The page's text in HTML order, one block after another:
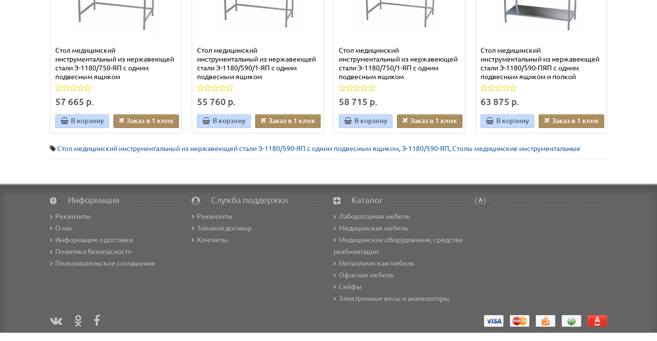
Стол медицинский
инструментальный из нержавеющей
стали Э-1180/750-ЯП с одним
подвесным ящиком
57 665 р.
В корзину Заказ в 1 клик
Стол медицинский
инструментальный из нержавеющей
стали Э-1180/590/1-ЯП с одним
подвесным ящиком
55 760 р.
В корзину Заказ в 1 клик
Стол медицинский
инструментальный из нержавеющей
стали Э-1180/750/1-ЯП с одним
подвесным ящиком
58 715 р.
В корзину Заказ в 1 клик
Стол медицинский
инструментальный из нержавеющей
стали Э-1180/590-ПЯП с одним
подвесным ящиком и полкой
63 875 р.
В корзину Заказ в 1 клик
Стол медицинский инструментальный из нержавеющей стали Э-1180/590-ЯП с одним подвесным ящиком,Э-1180/590-ЯП,Столы медицинские инструментальные
Информация
Реквизиты
О нас
Информация о доставке
Политика безопасности
Пользовательское соглашение
Служба поддержки
Реквизиты
Типовой договор
Контакты
Каталог
Лабораторная мебель
Медицинская мебель
Медицинское оборудование, средства
реабилитации
Металлическая мебель
Офисная мебель
Сейфы
Электронные весы и анализаторы